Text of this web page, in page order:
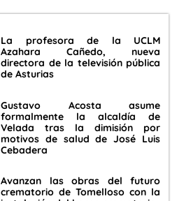
La profesora de la UCLM
Azahara Cañedo, nueva
directora de la televisión pública
de Asturias
Gustavo Acosta asume
formalmente la alcaldía de
Velada tras la dimisión por
motivos de salud de José Luis
Cebadera
Avanzan las obras del futuro
crematorio de Tomelloso con la